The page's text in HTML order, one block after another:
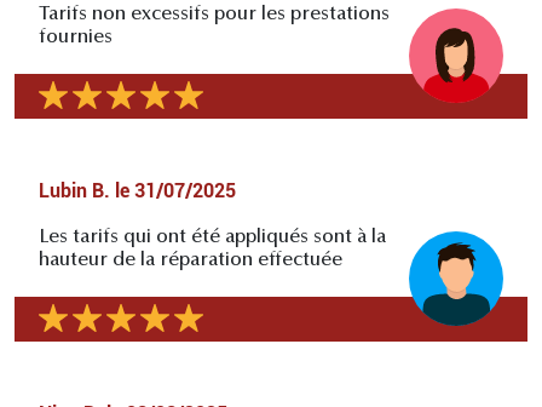
Tarifs non excessifs pour les prestations
fournies
Lubin B. le 31/07/2025
Les tarifs qui ont été appliqués sont à la
hauteur de la réparation effectuée